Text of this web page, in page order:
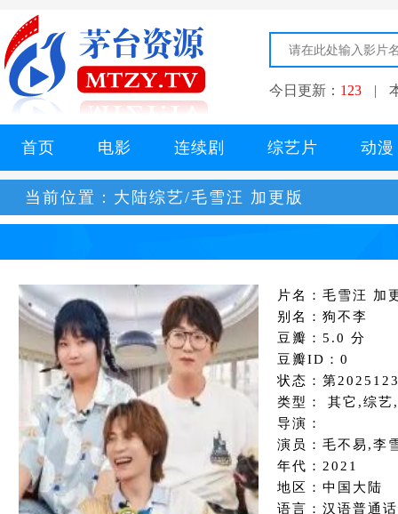
今日更新： 123 |
首页 电影 连续剧 综艺片 动漫
当前位置： 大陆综艺/毛雪汪 加更版
片名：毛雪汪 加
别名：狗不李
豆瓣：5.0 分
豆瓣ID：0
状态：第
类型： 其它,综
导演：
演员：毛不易,李
年代：2021
地区：中国大陆
语言：汉语普通话